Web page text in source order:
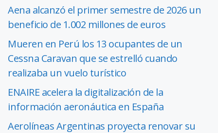
Aena alcanzó el primer semestre de 2026 un
beneficio de 1.002 millones de euros
Mueren en Perú los 13 ocupantes de un
Cessna Caravan que se estrelló cuando
realizaba un vuelo turístico
ENAIRE acelera la digitalización de la
información aeronáutica en España
Aerolíneas Argentinas proyecta renovar su